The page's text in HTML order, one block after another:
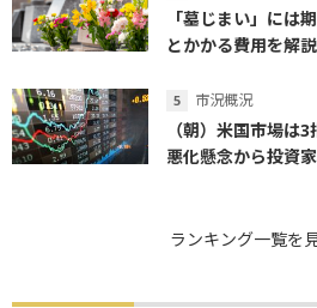
「墓じまい」には
とかかる費用を解説
市況概況
（朝）米国市場
悪化懸念から投資
ランキング一覧を